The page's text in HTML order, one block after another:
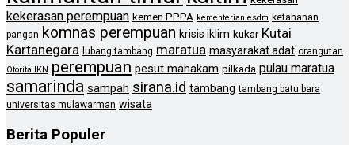
kekerasan perempuan kemen PPPA kementerian esdm ketahanan
pangan komnas perempuan krisis iklim kukar Kutai
Kartanegara lubang tambang maratua masyarakat adat orangutan
Otorita IKN perempuan pesut mahakam pilkada pulau maratua
samarinda sampah sirana.id tambang tambang batu bara
universitas mulawarman wisata
Berita Populer